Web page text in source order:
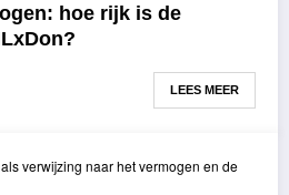
hoe rijk is de
LEES MEER